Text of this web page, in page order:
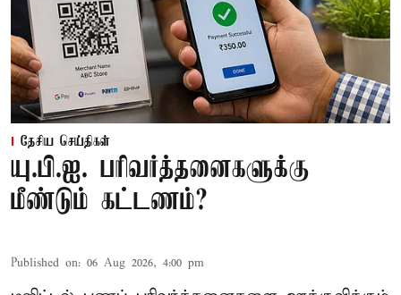
தேசிய செய்திகள்
யு.பி.ஐ. பரிவர்த்தனைகளுக்கு
மீண்டும் கட்டணம்?
Published on: 06 Aug 2026, 4:00 pm